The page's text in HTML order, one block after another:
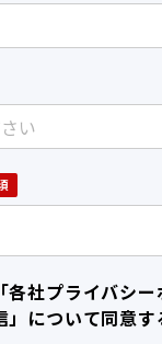
各社プライバシー
について同意す